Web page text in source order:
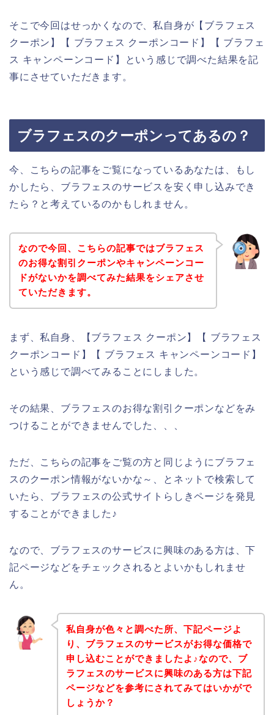
そこで今回はせっかくなので、私自身が【ブラフェス
クーポン】【 ブラフェス クーポンコード】【 ブラフェ
ス キャンペーンコード】という感じで調べた結果を記
事にさせていただきます。
ブラフェスのクーポンってあるの？
今、こちらの記事をご覧になっているあなたは、もし
かしたら、ブラフェスのサービスを安く申し込みでき
たら？と考えているのかもしれません。
なので今回、こちらの記事ではブラフェス
のお得な割引クーポンやキャンペーンコー
ドがないかを調べてみた結果をシェアさせ
ていただきます。
まず、私自身、【ブラフェス クーポン】【 ブラフェス
クーポンコード】【 ブラフェス キャンペーンコード】
という感じで調べてみることにしました。
その結果、ブラフェスのお得な割引クーポンなどをみ
つけることができませんでした、、、
ただ、こちらの記事をご覧の方と同じようにブラフェ
スのクーポン情報がないかな～、とネットで検索して
いたら、ブラフェスの公式サイトらしきページを発見
することができました♪
なので、ブラフェスのサービスに興味のある方は、下
記ページなどをチェックされるとよいかもしれませ
ん。
私自身が色々と調べた所、下記ページよ
り、ブラフェスのサービスがお得な価格で
申し込むことができましたよ♪なので、ブ
ラフェスのサービスに興味のある方は下記
ページなどを参考にされてみてはいかがで
しょうか？